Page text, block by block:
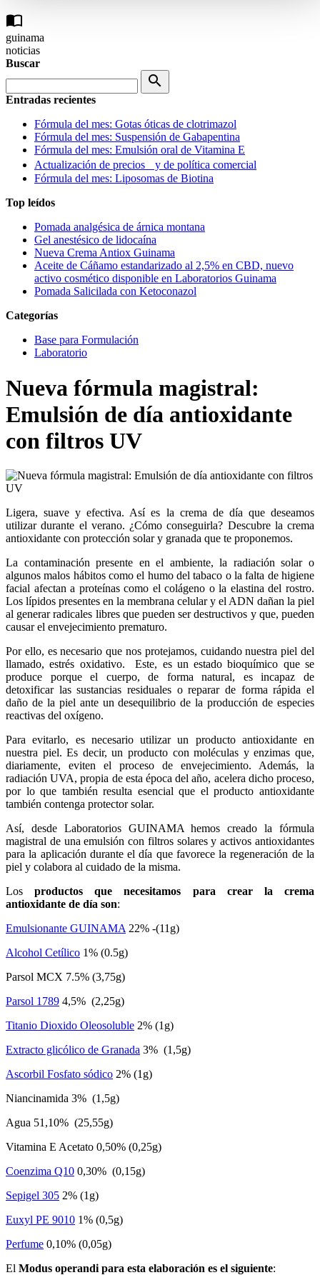
import_contacts
guinama
noticias
Buscar
search
Entradas recientes
Fórmula del mes: Gotas óticas de clotrimazol
Fórmula del mes: Suspensión de Gabapentina
Fórmula del mes: Emulsión oral de Vitamina E
Actualización de precios y de política comercial
Fórmula del mes: Liposomas de Biotina
Top leídos
Pomada analgésica de árnica montana
Gel anestésico de lidocaína
Nueva Crema Antiox Guinama
Aceite de Cáñamo estandarizado al 2,5% en CBD, nuevo
activo cosmético disponible en Laboratorios Guinama
Pomada Salicilada con Ketoconazol
Categorías
Base para Formulación
Laboratorio
Nueva fórmula magistral:
Emulsión de día antioxidante
con filtros UV
Ligera, suave y efectiva. Así es la crema de día que deseamos
utilizar durante el verano. ¿Cómo conseguirla? Descubre la crema
antioxidante con protección solar y granada que te proponemos.
La contaminación presente en el ambiente, la radiación solar o
algunos malos hábitos como el humo del tabaco o la falta de higiene
facial afectan a proteínas como el colágeno o la elastina del rostro.
Los lípidos presentes en la membrana celular y el ADN dañan la piel
al generar radicales libres que pueden ser destructivos y que, pueden
causar el envejecimiento prematuro.
Por ello, es necesario que nos protejamos, cuidando nuestra piel del
llamado, estrés oxidativo. Este, es un estado bioquímico que se
produce porque el cuerpo, de forma natural, es incapaz de
detoxificar las sustancias residuales o reparar de forma rápida el
daño de la piel ante un desequilibrio de la producción de especies
reactivas del oxígeno.
Para evitarlo, es necesario utilizar un producto antioxidante en
nuestra piel. Es decir, un producto con moléculas y enzimas que,
diariamente, eviten el proceso de envejecimiento. Además, la
radiación UVA, propia de esta época del año, acelera dicho proceso,
por lo que también resulta esencial que el producto antioxidante
también contenga protector solar.
Así, desde Laboratorios GUINAMA hemos creado la fórmula
magistral de una emulsión con filtros solares y activos antioxidantes
para la aplicación durante el día que favorece la regeneración de la
piel y colabora al cuidado de la misma.
Losproductos que necesitamos para crear la crema
antioxidante de día son:
Emulsionante GUINAMA 22% -(11g)
Alcohol Cetílico 1% (0.5g)
Parsol MCX 7.5% (3,75g)
Parsol 1789 4,5% (2,25g)
Titanio Dioxido Oleosoluble 2% (1g)
Extracto glicólico de Granada 3% (1,5g)
Ascorbil Fosfato sódico 2% (1g)
Niancinamida 3% (1,5g)
Agua 51,10% (25,55g)
Vitamina E Acetato 0,50% (0,25g)
Coenzima Q10 0,30% (0,15g)
Sepigel 305 2% (1g)
Euxyl PE 9010 1% (0,5g)
Perfume 0,10% (0,05g)
El Modus operandi para esta elaboración es el siguiente: